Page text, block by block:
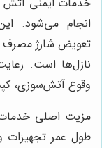
انجام می‌شود.
تعویض شارژ مصرف
نازل‌ها است.
وقوع آتش‌سوزی،
مزیت اصلی
طول عمر تجهیزات